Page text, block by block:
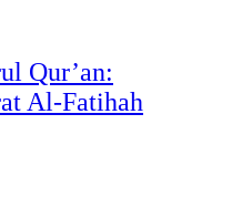
Qur’an:
Al-Fatihah